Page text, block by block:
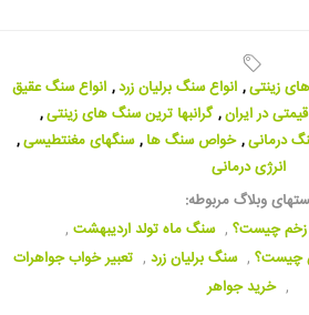
زینتی, انواع سنگ برلیان زرد, انواع سنگ عقیق
در ایران, گرانبها ترین سنگ های زینتی,
درمانی, خواص سنگ ها , سنگهای مغنتطیسی,
انرژی درمانی
وبلاگ مربوطه:
زخم چیست؟ , سنگ ماه تولد اردیبهشت ,
چیست؟ , سنگ برلیان زرد , تعبیر خواب جواهرات
, خرید جواهر